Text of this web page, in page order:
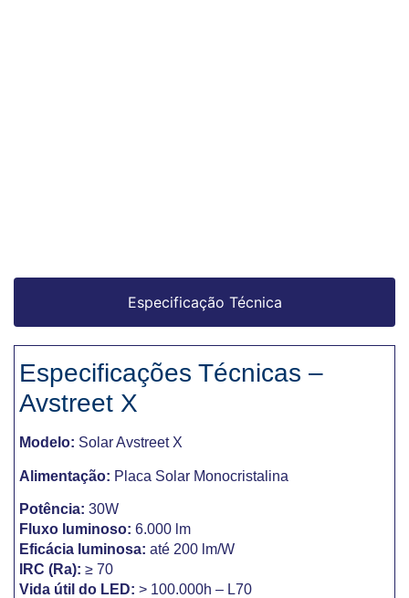
Especificação Técnica
Especificações Técnicas –
Avstreet X
Modelo: Solar Avstreet X
Alimentação: Placa Solar Monocristalina
Potência: 30W
Fluxo luminoso: 6.000 lm
Eficácia luminosa: até 200 lm/W
IRC (Ra): ≥ 70
Vida útil do LED: > 100.000h – L70